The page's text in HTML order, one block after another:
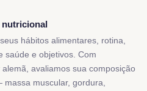
nutricional
hábitos alimentares, rotina,
saúde e objetivos. Com
avaliamos sua composição
muscular, gordura,